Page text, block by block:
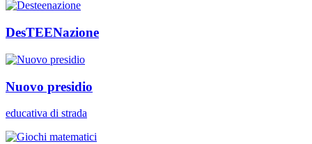
DesTEENazione
Nuovo presidio
educativa di strada